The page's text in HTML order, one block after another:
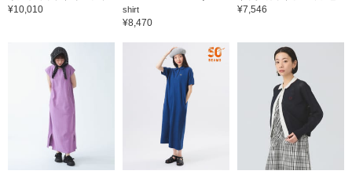
¥10,010
shirt
¥8,470
¥7,546